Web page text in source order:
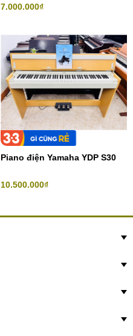
7.000.000₫
Piano điện Yamaha YDP S30
10.500.000₫